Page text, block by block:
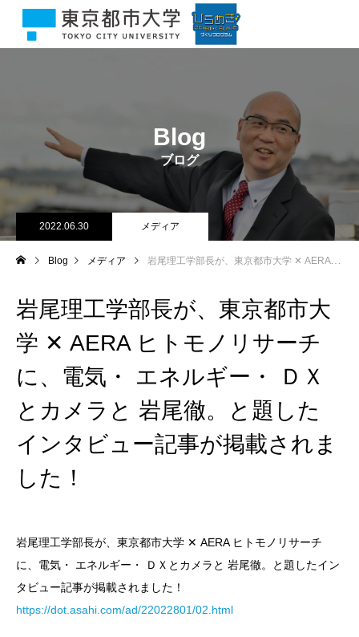
Blog
ブログ
2022.06.30 メディア
Blog メディア 岩尾理工学部長が、東京都市大学 ✕ AERA ヒトモノリサーチ に、電気・ エネルギー・ ＤＸとカメラと 岩尾徹。と題したインタビュー記事が掲載されました！
岩尾理工学部長が、東京都市大
学 ✕ AERA ヒトモノリサーチ
に、電気・ エネルギー・ ＤＸ
とカメラと 岩尾徹。と題した
インタビュー記事が掲載されま
した！
岩尾理工学部長が、東京都市大学 ✕ AERA ヒトモノリサーチ
に、電気・ エネルギー・ ＤＸとカメラと 岩尾徹。と題したイン
タビュー記事が掲載されました！
https://dot.asahi.com/ad/22022801/02.html